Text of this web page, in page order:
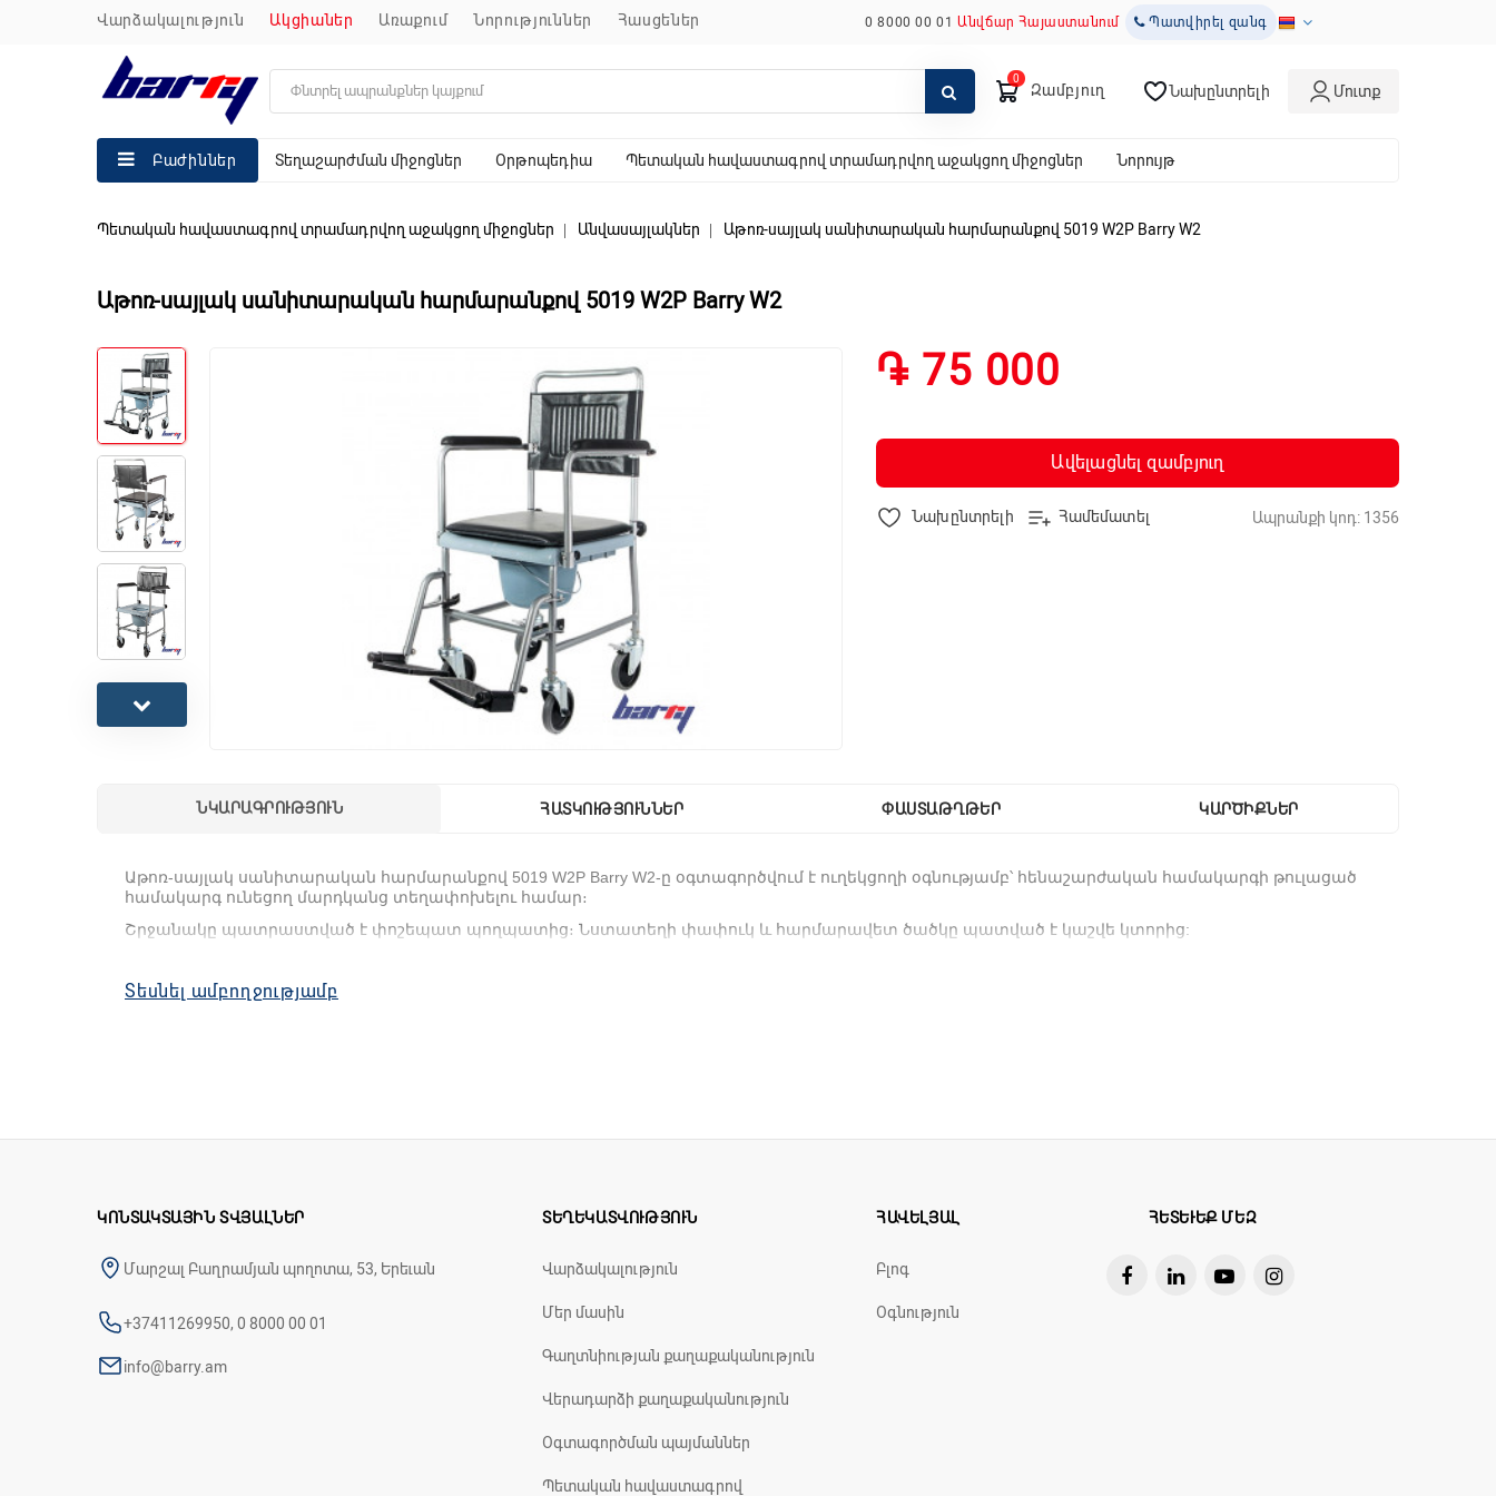
վարձակալություն ակցիաներ առաքում նորություններ հասցեներ 0 8000 00 01Անվճար Հայաստանում Պատվիրել զանգ
Զամբյուղ Նախընտրելի Մուտք
Բաժիններ Տեղաշարժման միջոցներ Օրթոպեդիա Պետական հավաստագրով տրամադրվող աջակցող միջոցներ Նորույթ
Պետական հավաստագրով տրամադրվող աջակցող միջոցներ Անվասայլակներ Աթոռ-սայլակ սանիտարական հարմարանքով 5019 W2P Barry W2
Աթոռ-սայլակ սանիտարական հարմարանքով 5019 W2P Barry W2
֏ 75 000
Ավելացնել զամբյուղ
Նախընտրելի Համեմատել Ապրանքի կոդ: 1356
ՆԿԱՐԱԳՐՈՒԹՅՈՒՆ ՀԱՏԿՈՒԹՅՈՒՆՆԵՐ ՓԱՍՏԱԹՂԹԵՐ ԿԱՐԾԻՔՆԵՐ
Աթոռ-սայլակ սանիտարական հարմարանքով 5019 W2P Barry W2-ը օգտագործվում է ուղեկցողի օգնությամբ՝ հենաշարժական համակարգի թուլացած
համակարգ ունեցող մարդկանց տեղափոխելու համար։
Շրջանակը պատրաստված է փոշեպատ պողպատից։ Նստատեղի փափուկ և հարմարավետ ծածկը պատված է կաշվե կտորից:
Անվասայլակ սանիտարական հարմարանքով
Ծալովի արմնկակալներ
Հետևի անիվները՝ արգելակվող
Տեսնել ամբողջությամբ
ԿՈՆՏԱԿՏԱՅԻՆ ՏՎՅԱԼՆԵՐ
Մարշալ Բաղրամյան պողոտա, 53, Երեւան
+37411269950, 0 8000 00 01
info@barry.am
ՏԵՂԵԿԱՏՎՈՒԹՅՈՒՆ
Վարձակալություն
Մեր մասին
Գաղտնիության քաղաքականություն
Վերադարձի քաղաքականություն
Օգտագործման պայմաններ
Պետական հավաստագրով
ՀԱՎԵԼՅԱԼ
Բլոգ
Օգնություն
ՀԵՏԵՒԵՔ ՄԵԶ